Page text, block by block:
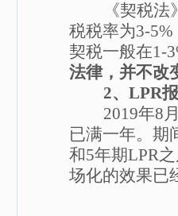
《契税
税税率为3-5%
契税一般在1-
法律，并不改
2、 LPR
2019年8
已满一年。期
和5年期LPR
场化的效果已